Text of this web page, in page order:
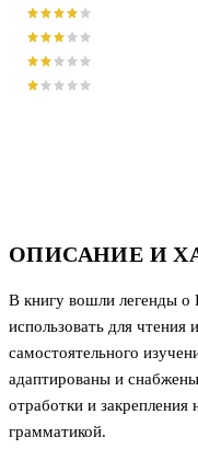
ОПИСАНИЕ И
В книгу вошли легенды о
использовать для чтения
самостоятельного
адаптированы и
отработки и закрепления
грамматикой.